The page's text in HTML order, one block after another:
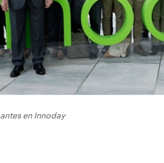
en Innoday